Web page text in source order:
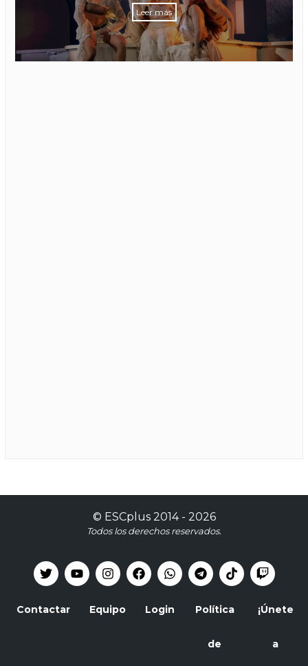
Leer más
© ESCplus2014 - 2026
Todos los derechos reservados.
Contactar Equipo Login Política
de
¡Únete
a